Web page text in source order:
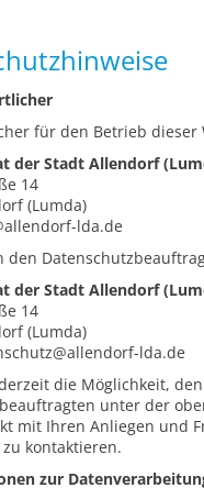
für den Betrieb dieser
der Stadt Allendorf
14
(Lumda)
lda.de
den
der Stadt Allendorf
14
(Lumda)
lda.de
die Möglichkeit, den
unter der
mit Ihren Anliegen und
kontaktieren.
zur